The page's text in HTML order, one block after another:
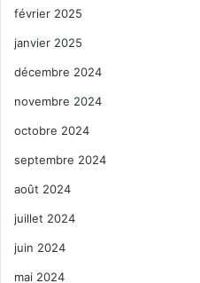
février 2025
janvier 2025
décembre 2024
novembre 2024
octobre 2024
septembre 2024
août 2024
juillet 2024
juin 2024
mai 2024